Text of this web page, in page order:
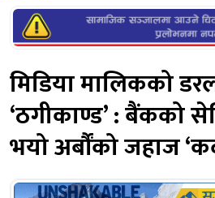
मिडिया मालिकको
‘ठगीकाण्ड’ : बैंकको
भयो अर्बौंको जहाज